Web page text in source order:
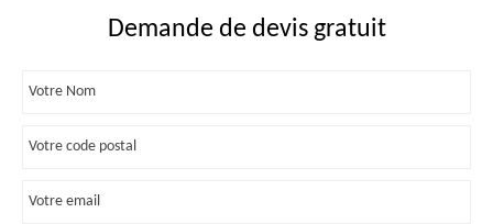
Demande de devis gratuit